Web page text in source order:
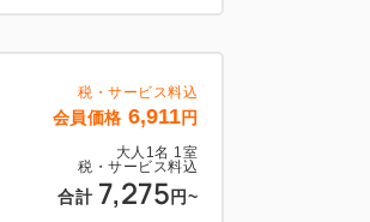
して頂きますようお
税・サービス料込
会員価格 6,911円
大人 1名 1室
税・サービス料込
合計 7,275 円~